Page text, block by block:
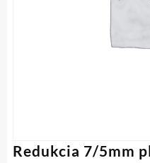
Redukcia 7/5mm